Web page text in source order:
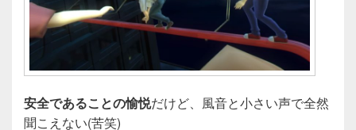
安全であることの愉悦だけど、風音と小さい声で全然
聞こえない(苦笑)